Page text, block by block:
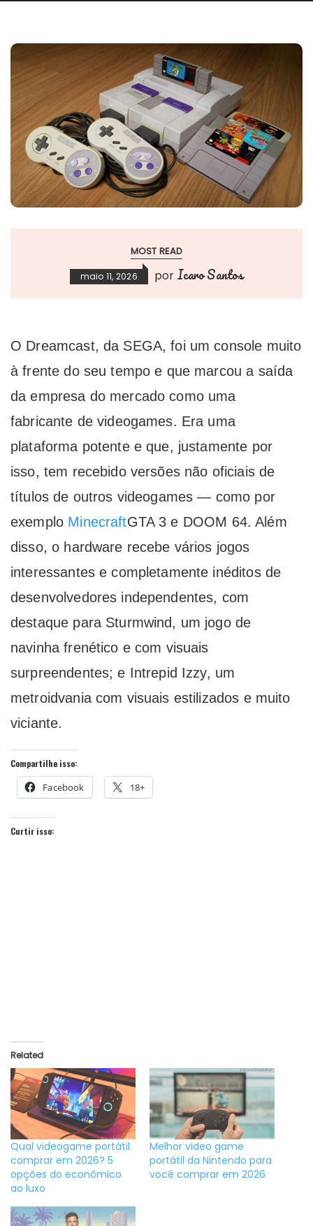
MOST READ
maio 11, 2026 por Icaro Santos
O Dreamcast, da SEGA, foi um console muito
à frente do seu tempo e que marcou a saída
da empresa do mercado como uma
fabricante de videogames. Era uma
plataforma potente e que, justamente por
isso, tem recebido versões não oficiais de
títulos de outros videogames — como por
exemplo MinecraftGTA 3 e DOOM 64. Além
disso, o hardware recebe vários jogos
interessantes e completamente inéditos de
desenvolvedores independentes, com
destaque para Sturmwind, um jogo de
navinha frenético e com visuais
surpreendentes; e Intrepid Izzy, um
metroidvania com visuais estilizados e muito
viciante.
Compartilhe isso:
Facebook 18+
Curtir isso:
Related
Qual videogame portátil
comprar em 2026? 5
opções do econômico
ao luxo
Melhor video game
portátil da Nintendo para
você comprar em 2026